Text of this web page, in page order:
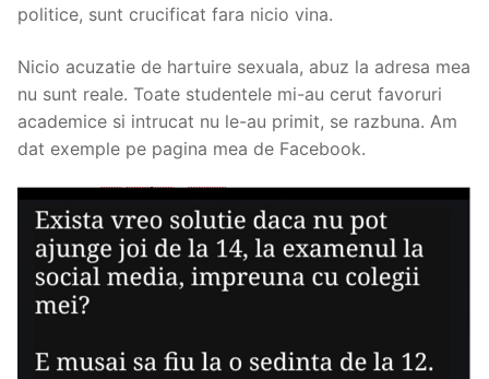
politice, sunt crucificat fara nicio vina.
Nicio acuzatie de hartuire sexuala, abuz la adresa mea
nu sunt reale. Toate studentele mi-au cerut favoruri
academice si intrucat nu le-au primit, se razbuna. Am
dat exemple pe pagina mea de Facebook.